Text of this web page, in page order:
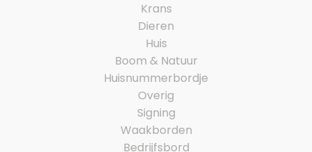
Krans
Dieren
Huis
Boom & Natuur
Huisnummerbordje
Overig
Signing
Waakborden
Bedrijfsbord